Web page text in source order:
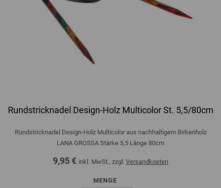
Rundstricknadel Design-Holz Multicolor St. 5,5/80cm
Rundstricknadel Design-Holz Multicolor aus nachhaltigem Birkenholz
LANA GROSSA Stärke 5,5 Länge 80cm
9,95 € inkl. MwSt., zzgl. Versandkosten
MENGE